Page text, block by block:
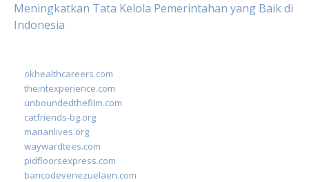
Meningkatkan Tata Kelola Pemerintahan yang Baik di
Indonesia
okhealthcareers.com
theintexperience.com
unboundedthefilm.com
catfriends-bg.org
marianlives.org
waywardtees.com
pidfloorsexpress.com
bancodevenezuelaen.com